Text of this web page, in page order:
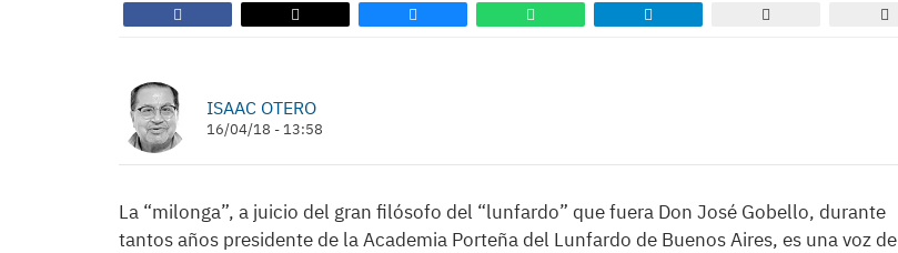
ISAAC OTERO
16/04/18 - 13:58
La “milonga”, a juicio del gran filósofo del “lunfardo” que fuera Don José Gobello, durante
tantos años presidente de la Academia Porteña del Lunfardo de Buenos Aires, es una voz de